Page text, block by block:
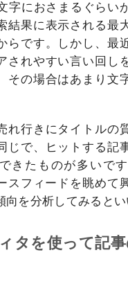
字におさまるぐらい
結果に表示される最
らです。しかし、最
されやすい言い回し
その場合はあまり文
れ行きにタイトルの
じで、ヒットする記
きたものが多いで
スフィードを眺めて
向を分析してみるとい
タを使って記